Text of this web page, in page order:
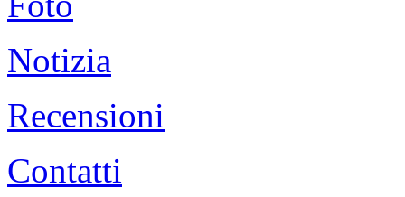
Notizia
Recensioni
Contatti